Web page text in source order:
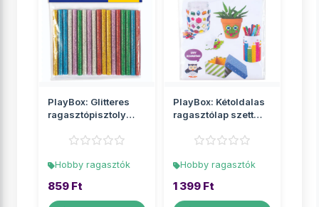
PlayBox: Glitteres
ragasztópisztoly
Hobby ragasztók
859 Ft
PlayBox: Kétoldalas
ragasztólap szett
Hobby ragasztók
1 399 Ft